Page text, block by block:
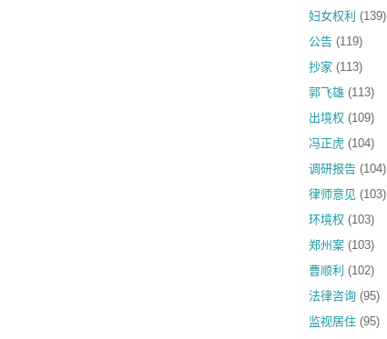
妇女权利 (139)
公告 (119)
抄家 (113)
郭飞雄 (113)
出境权 (109)
冯正虎 (104)
调研报告 (104)
律师意见 (103)
环境权 (103)
郑州案 (103)
曹顺利 (102)
法律咨询 (95)
监视居住 (95)